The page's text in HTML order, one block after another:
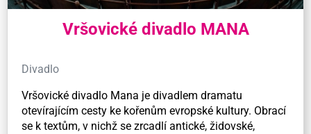
Vršovické divadlo MANA
Divadlo
Vršovické divadlo Mana je divadlem dramatu
otevírajícím cesty ke kořenům evropské kultury. Obrací
se k textům, v nichž se zrcadlí antické, židovské,